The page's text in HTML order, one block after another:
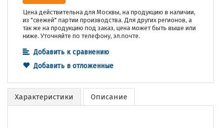
Цена действительна для Москвы, на продукцию в наличии,
из "свежей" партии производства. Для других регионов, а
так же на продукцию под заказ, цена может быть выше или
ниже. Уточняйте по телефону, эл.почте.
Добавить к сравнению
Добавить в отложенные
Характеристики Описание